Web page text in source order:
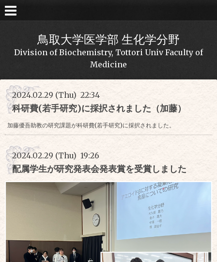
鳥取大学医学部 生化学分野
Division of Biochemistry, Tottori Univ Faculty of
Medicine
2024.02.29 (Thu) 22:34
科研費(若手研究)に採択されました（加藤）
加藤優吾助教の研究課題が科研費(若手研究)に採択されました。
2024.02.29 (Thu) 19:26
配属学生が研究発表会発表賞を受賞しました